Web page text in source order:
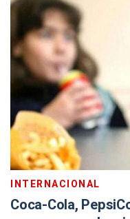
INTERNACIONAL
Coca-Cola,